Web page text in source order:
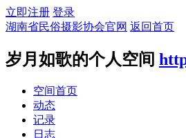
立即注册 登录
湖南省民俗摄影协会官网 返回首页
岁月如歌的个人空间
空间首页
动态
记录
日志